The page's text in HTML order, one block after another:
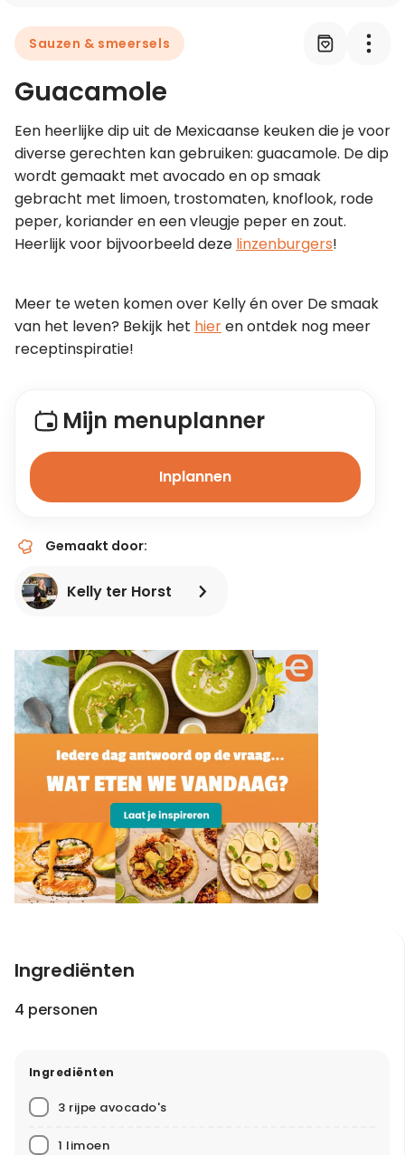
Leer koken als een chef
Sauzen & smeersels
Guacamole
Een heerlijke dip uit de Mexicaanse keuken die je voor
diverse gerechten kan gebruiken: guacamole. De dip
wordt gemaakt met avocado en op smaak
gebracht met limoen, trostomaten, knoflook, rode
peper, koriander en een vleugje peper en zout.
Heerlijk voor bijvoorbeeld deze linzenburgers!
Meer te weten komen over Kelly én over De smaak
van het leven? Bekijk het hier en ontdek nog meer
receptinspiratie!
Mijn menuplanner
Inplannen
Gemaakt door:
Kelly ter Horst
Ingrediënten
4 personen
Ingrediënten
3 rijpe avocado's
1 limoen